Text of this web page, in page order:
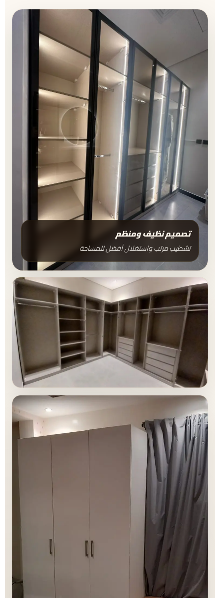
تصميم نظيف ومنظم
تشطيب مرتب واستغلال أفضل للمساحة